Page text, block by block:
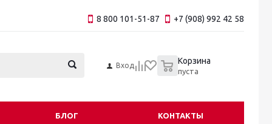
8 800 101-51-87 +7 (908) 992 42 58
Вход Корзина
пуста
БЛОГ КОНТАКТЫ